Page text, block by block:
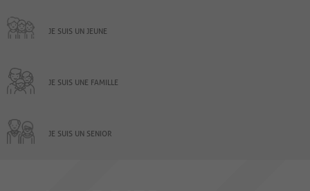
JE SUIS UN JEUNE
JE SUIS UNE FAMILLE
JE SUIS UN SENIOR